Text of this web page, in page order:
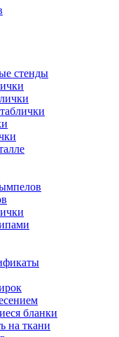
стенды
бланки
на ткани